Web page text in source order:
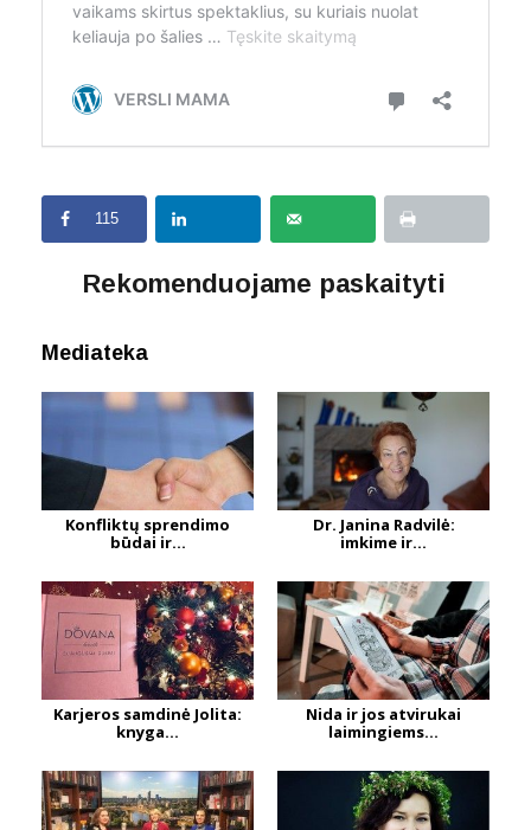
115
Rekomenduojame paskaityti
Mediateka
Konfliktų sprendimo
būdai ir...
Dr. Janina Radvilė:
imkime ir...
Karjeros samdinė Jolita:
knyga...
Nida ir jos atvirukai
laimingiems...